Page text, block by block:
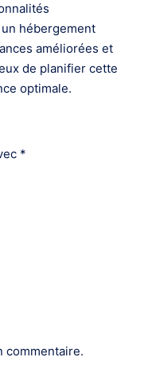
hébergement
améliorées et
de planifier cette
optimale.
*
commentaire.